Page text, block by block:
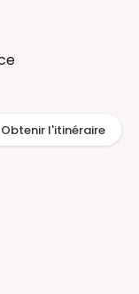
Obtenir l'itinéraire